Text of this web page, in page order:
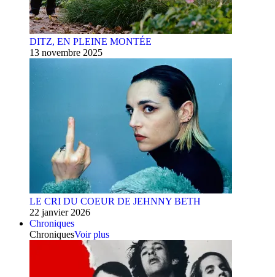
DITZ, EN PLEINE MONTÉE
13 novembre 2025
LE CRI DU COEUR DE JEHNNY BETH
22 janvier 2026
Chroniques
ChroniquesVoir plus